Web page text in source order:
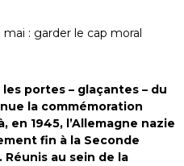
portes – glaçantes – du
la commémoration
en 1945, l’Allemagne nazie
fin à la Seconde
au sein de la